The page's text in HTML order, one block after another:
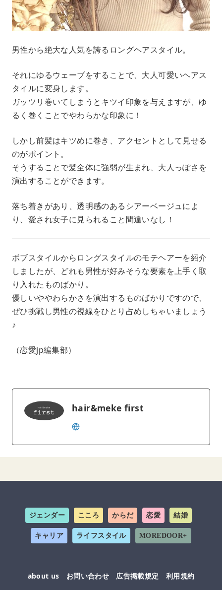
男性から絶大な人気を誇るロングヘアスタイル。
それにゆるウェーブをすることで、大人可愛いヘアス
タイルに変身します。
ガッツリ巻いてしまうとキツイ印象を与えますが、ゆ
るく巻くことでやわらかな印象に！
しかし前髪はキツめに巻き、アクセントとして見せる
のがポイント。
そうすることで髪全体に強弱が生まれ、大人っぽさを
演出することができます。
落ち着きがあり、透明感のあるシアーベージュによ
り、愛され女子に見られること間違いなし！
ボブスタイルからロングスタイルのモテヘアーを紹介
しましたが、どれも男性が好みそうな要素を上手く取
り入れたものばかり。
優しいややわらかさを演出するものばかりですので、
ぜひ挑戦し男性の視線をひとり占めしちゃいましょう
♪
（恋愛jp編集部）
hair&meke first
ジェンダー こころ からだ 恋愛 結婚
キャリア ライフスタイル MOREDOOR+
about us お問い合わせ 広告掲載規定
利用規約